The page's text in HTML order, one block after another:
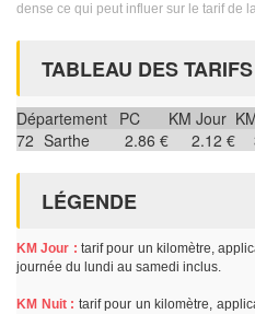
dense ce qui peut influer sur le tarif de
TABLEAU DES
Département PC KM Jour
72 Sarthe 2.86 € 2.12 €
LÉGENDE
KM Jour : tarif pour un kilomètre,
journée du lundi au samedi inclus.
KM Nuit : tarif pour un kilomètre,